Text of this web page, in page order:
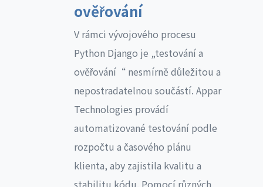
ověřování
V rámci vývojového procesu
Python Django je „testování a
ověřování“ nesmírně důležitou a
nepostradatelnou součástí. Appar
Technologies provádí
automatizované testování podle
rozpočtu a časového plánu
klienta, aby zajistila kvalitu a
stabilitu kódu. Pomocí různých